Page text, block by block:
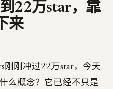
22万star，靠
来
刚刚冲过22万star，今天
么概念？它已经不只是